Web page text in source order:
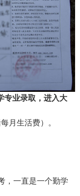
专业录取，进入大
月生活费）
。
，一直是一个勤学